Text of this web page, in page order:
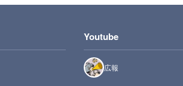
Youtube
広報